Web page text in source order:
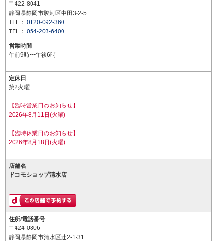
〒422-8041
静岡県静岡市駿河区中田3-2-5
TEL： 0120-092-360
TEL： 054-203-6400
営業時間
午前9時〜午後6時
定休日
第2火曜
【臨時営業日のお知らせ】
2026年8月11日(火曜)
【臨時休業日のお知らせ】
2026年8月18日(火曜)
店舗名
ドコモショップ清水店
住所/電話番号
〒424-0806
静岡県静岡市清水区辻2-1-31